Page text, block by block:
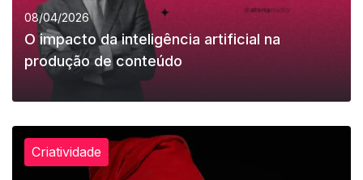
08/04/2026
O impacto da inteligência artificial na
produção de conteúdo
Criatividade